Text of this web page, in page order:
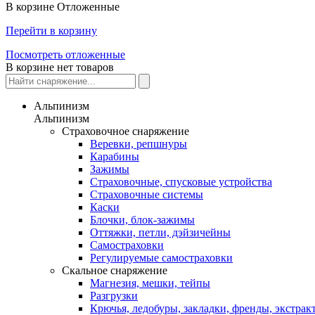
В корзине Отложенные
Перейти в корзину
Посмотреть отложенные
В корзине нет товаров
Альпинизм
Альпинизм
Страховочное снаряжение
Веревки, репшнуры
Карабины
Зажимы
Страховочные, спусковые устройства
Страховочные системы
Каски
Блочки, блок-зажимы
Оттяжки, петли, дэйзичейны
Самостраховки
Регулируемые самостраховки
Скальное снаряжение
Магнезия, мешки, тейпы
Разгрузки
Крючья, ледобуры, закладки, френды,